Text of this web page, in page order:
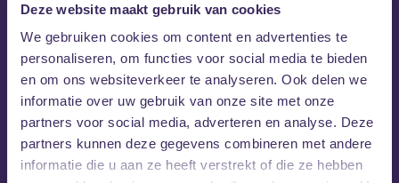
Deze website maakt gebruik van cookies
We gebruiken cookies om content en advertenties te
personaliseren, om functies voor social media te bieden
en om ons websiteverkeer te analyseren. Ook delen we
informatie over uw gebruik van onze site met onze
partners voor social media, adverteren en analyse. Deze
partners kunnen deze gegevens combineren met andere
informatie die u aan ze heeft verstrekt of die ze hebben